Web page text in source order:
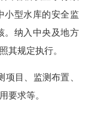
小型水库的安全监
。纳入中央及地方
其规定执行。
目、监测布置、
要求等。